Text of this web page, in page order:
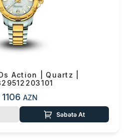
Action | Quartz |
1106 AZN
Səbətə At